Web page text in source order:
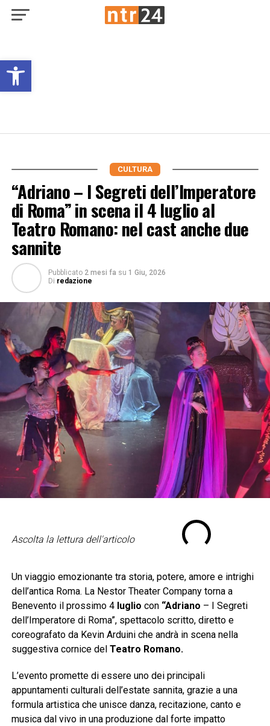
Open toolbar
CULTURA
“Adriano – I Segreti dell’Imperatore
di Roma” in scena il 4 luglio al
Teatro Romano: nel cast anche due
sannite
Pubblicato 2 mesi fa su 1 Giu, 2026
Di redazione
Ascolta la lettura dell'articolo
Un viaggio emozionante tra storia, potere, amore e intrighi
dell’antica Roma. La Nestor Theater Company torna a
Benevento il prossimo 4 luglio con “Adriano – I Segreti
dell’Imperatore di Roma”, spettacolo scritto, diretto e
coreografato da Kevin Arduini che andrà in scena nella
suggestiva cornice del Teatro Romano.
L’evento promette di essere uno dei principali
appuntamenti culturali dell’estate sannita, grazie a una
formula artistica che unisce danza, recitazione, canto e
musica dal vivo in una produzione dal forte impatto